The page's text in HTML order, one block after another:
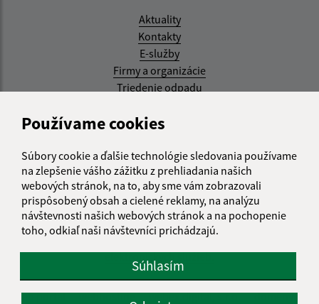
Používame cookies
Súbory cookie a ďalšie technológie sledovania používame
na zlepšenie vášho zážitku z prehliadania našich
webových stránok, na to, aby sme vám zobrazovali
prispôsobený obsah a cielené reklamy, na analýzu
návštevnosti našich webových stránok a na pochopenie
toho, odkiaľ naši návštevníci prichádzajú.
Súhlasím
Aktuality
Kontakty
E-služby
Firmy a organizácie
Triedenie odpadu
Aktualizované:
RSS
Správca obsahu:
Správca obsahu je Obec Kysak.
Vytvorené v súlade sJednotným dizajn manuálom
elektronických služieb.
web portál webhosting webex.digital, s.r.o. domény